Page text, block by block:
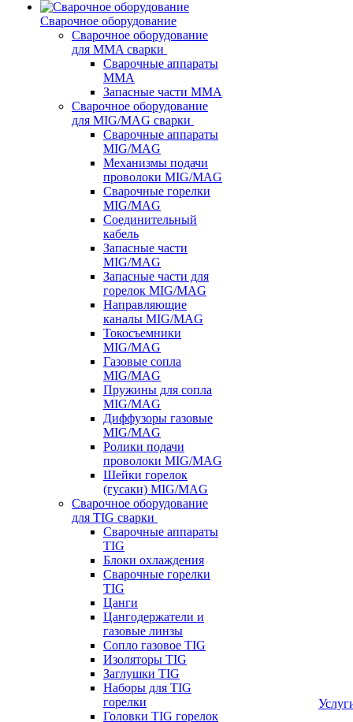
Сварочное оборудование
Сварочное оборудование
для MMA сварки
Сварочные аппараты
MMA
Запасные части MMA
Сварочное оборудование
для MIG/MAG сварки
Сварочные аппараты
MIG/MAG
Механизмы подачи
проволоки MIG/MAG
Сварочные горелки
MIG/MAG
Соединительный
кабель
Запасные части
MIG/MAG
Запасные части для
горелок MIG/MAG
Направляющие
каналы MIG/MAG
Токосъемники
MIG/MAG
Газовые сопла
MIG/MAG
Пружины для сопла
MIG/MAG
Диффузоры газовые
MIG/MAG
Ролики подачи
проволоки MIG/MAG
Шейки горелок
(гусаки) MIG/MAG
Сварочное оборудование
для TIG сварки
Сварочные аппараты
TIG
Блоки охлаждения
Сварочные горелки
TIG
Цанги
Цангодержатели и
газовые линзы
Сопло газовое TIG
Изоляторы TIG
Заглушки TIG
Наборы для TIG
горелки
Головки TIG горелок